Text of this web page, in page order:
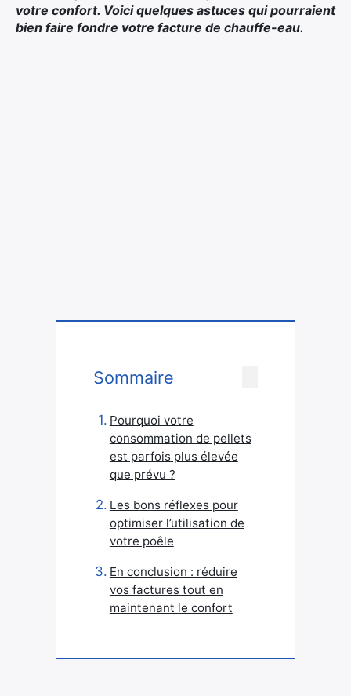
votre confort. Voici quelques astuces qui pourraient
bien faire fondre votre facture de chauffe-eau.
Sommaire
Pourquoi votre
consommation de pellets
est parfois plus élevée
que prévu ?
Les bons réflexes pour
optimiser l’utilisation de
votre poêle
En conclusion : réduire
vos factures tout en
maintenant le confort